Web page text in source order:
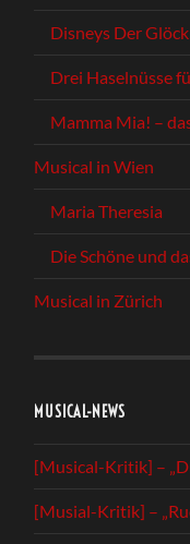
Disneys Der
Drei Haselnüsse
Mamma Mia! –
Musical in Wien
Maria Theresia
Die Schöne und
Musical in Zürich
MUSICAL-NEWS
[Musical-Kritik] –
[Musial-Kritik] –